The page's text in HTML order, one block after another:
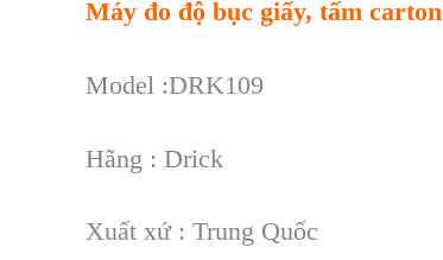
Máy đo độ bục giấy, tấm carton
Model :DRK109
Hãng : Drick
Xuất xứ : Trung Quốc